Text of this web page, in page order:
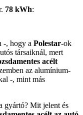
78 kWh:
-, hogy a Polestar-ok
társaiknál, mert
acélt
az alumínium-
-, mint más
gyártó? Mit jelent és